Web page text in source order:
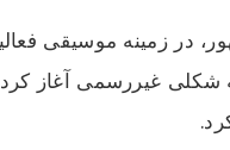
در زمینه موسیقی
شکلی غیررسمی آغاز